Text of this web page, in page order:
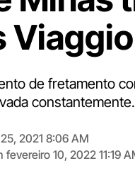
de fretamento
constantemente.
2021 8:06 AM
fevereiro 10, 2022 11:19